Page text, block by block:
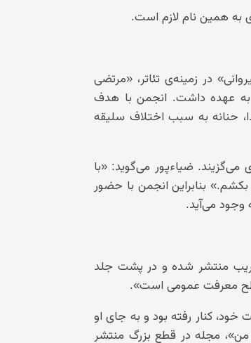
همین نام لازم است.
شیروانی» در زمینه‌ی تئاتر، «مرتضی
به عهده داشت. انجمن با هدف
حنانه به سبب اختلاف سلیقه
می‌گزیند. ضیاءپور می‌گوید: «با
بنابراین انجمن با حضور
می‌آید.
شیروانی و غریب منتشر شده و در پشت جلد
معرفت عمومی است».
شد ضیاءپور به خواست خود، کنار رفته بود و به جای او
مجله در قطع بزرگ منتشر